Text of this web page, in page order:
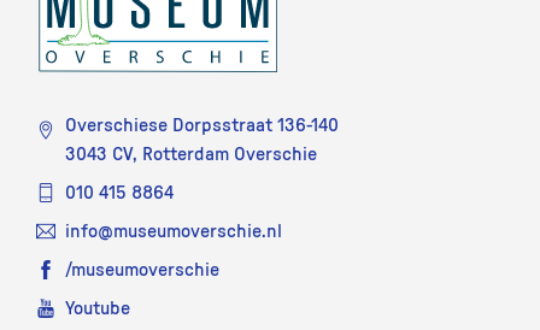
Overschiese Dorpsstraat 136-140
3043 CV, Rotterdam Overschie
010 415 8864
info@museumoverschie.nl
/museumoverschie
Youtube